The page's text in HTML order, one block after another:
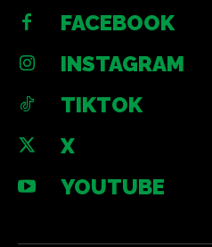
FACEBOOK
INSTAGRAM
TIKTOK
X
YOUTUBE